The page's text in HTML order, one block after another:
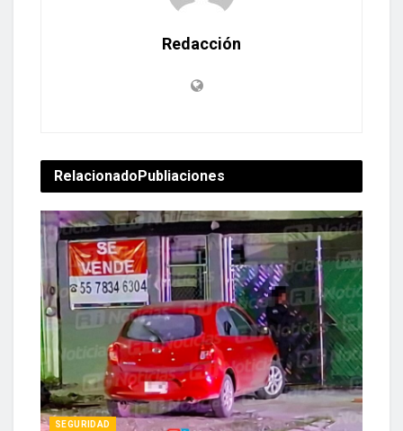
Redacción
Relacionado Publiaciones
SEGURIDAD